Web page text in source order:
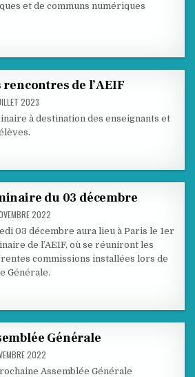
et de communs numériques
rencontres de l’AEIF
2023
à destination des enseignants et
du 03 décembre
2022
03 décembre aura lieu à Paris le 1er
de l’AEIF, où se réuniront les
commissions installées lors de
Générale.
Générale
2022
Assemblée Générale